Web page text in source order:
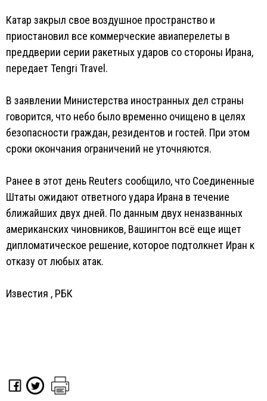
Катар закрыл свое воздушное пространство и
приостановил все коммерческие авиаперелеты в
преддверии серии ракетных ударов со стороны Ирана,
передает Tengri Travel.
В заявлении Министерства иностранных дел страны
говорится, что небо было временно очищено в целях
безопасности граждан, резидентов и гостей. При этом
сроки окончания ограничений не уточняются.
Ранее в этот день Reuters сообщило, что Соединенные
Штаты ожидают ответного удара Ирана в течение
ближайших двух дней. По данным двух неназванных
американских чиновников, Вашингтон всё еще ищет
дипломатическое решение, которое подтолкнет Иран к
отказу от любых атак.
Известия , РБК